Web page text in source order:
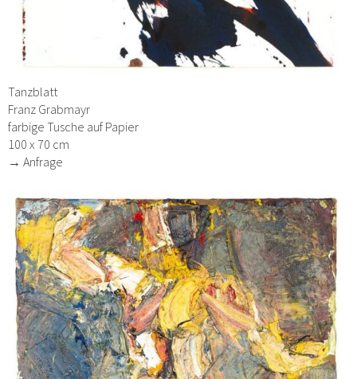
Tanzblatt
Franz Grabmayr
farbige Tusche auf Papier
100 x 70 cm
→ Anfrage